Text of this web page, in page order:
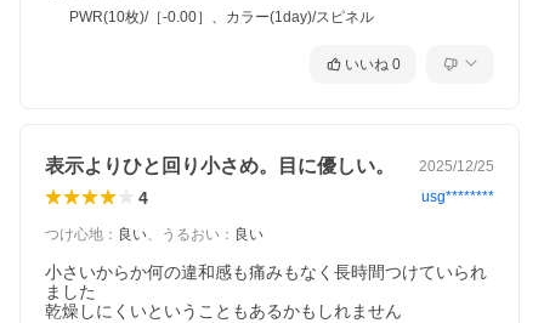
PWR(10枚)/［-0.00］、カラー(1day)/スピネル
いいね 0
表示よりひと回り小さめ。目に優しい。 2025/12/25
4 usg********
つけ心地 ： 良い、 うるおい ： 良い
小さいからか何の違和感も痛みもなく長時間つけていられ
ました
乾燥しにくいということもあるかもしれません